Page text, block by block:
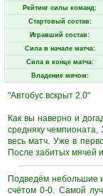
Рейтинг силы команд:
Стартовый состав:
Игравший состав:
Сила в начале матча:
Сила в конце матча:
Владение мячом:
"Автобус вскрыт 2.0"
Как вы наверно и
средняку чемпионата,
весь матч. Уже в
После забитых мячей
Подведём небольшие
счётом 0-0. Самой